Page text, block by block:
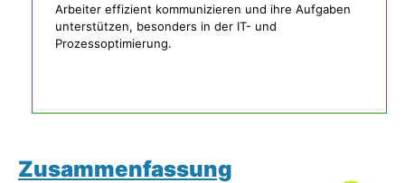
Arbeiter effizient kommunizieren und ihre Aufgaben
unterstützen, besonders in der IT- und
Prozessoptimierung.
Zusammenfassung